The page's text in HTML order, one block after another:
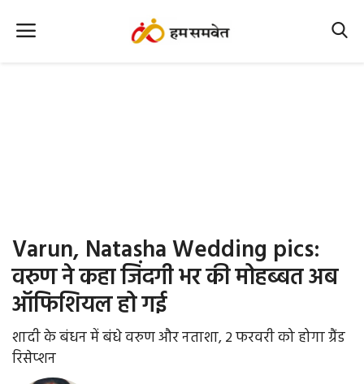
Office Office
Political Gossips
Farm & Food
Varun, Natasha Wedding pics:
वरुण ने कहा जिंदगी भर की मोहब्बत अब
ऑफिशियल हो गई
शादी के बंधन में बंधे वरुण और नताशा, 2 फरवरी को होगा ग्रैंड
रिसेप्शन